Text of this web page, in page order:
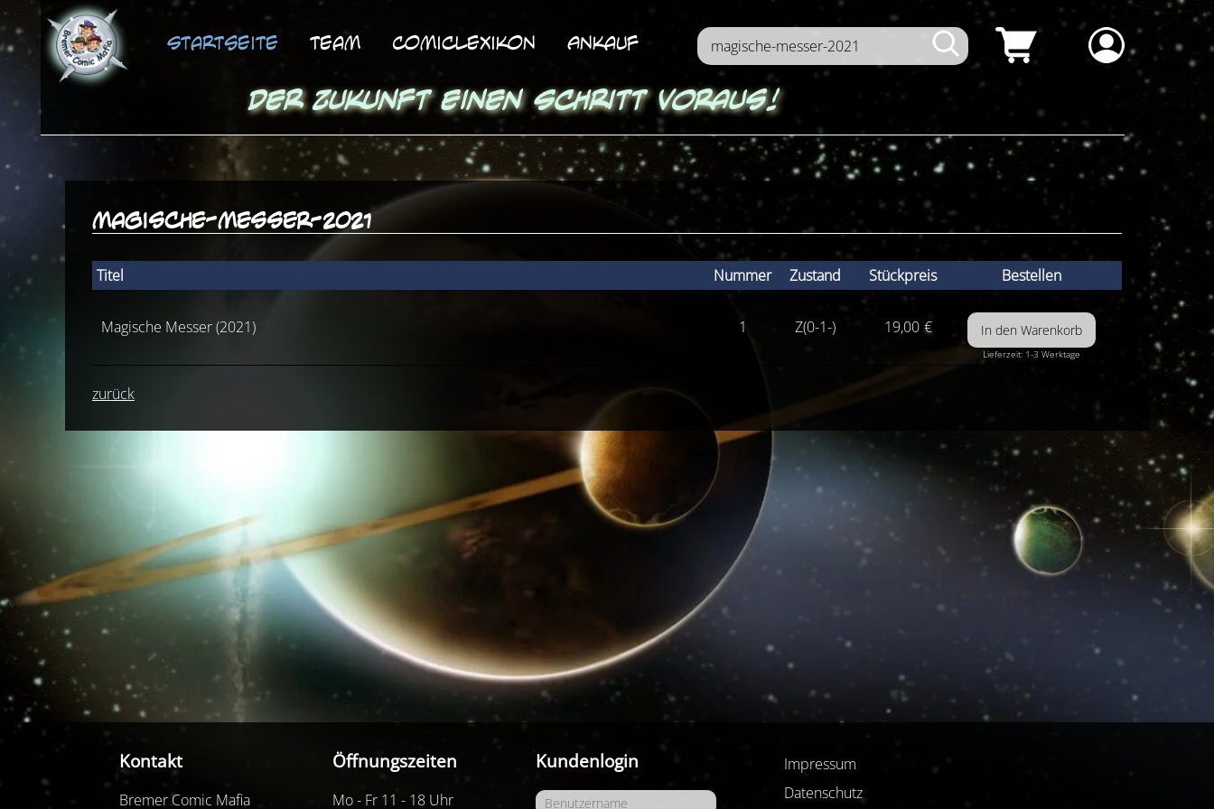
Startseite Team ComicLexikon Ankauf
Der Zukunft einen Schritt voraus!
magische-messer-2021
Titel Nummer Zustand Stückpreis Bestellen
Magische Messer (2021) 1 Z(0-1-) 19,00 €
Lieferzeit: 1-3 Werktage
zurück
Kontakt
Bremer Comic Mafia
Öffnungszeiten
Mo - Fr 11 - 18 Uhr
Kundenlogin
Impressum
Datenschutz